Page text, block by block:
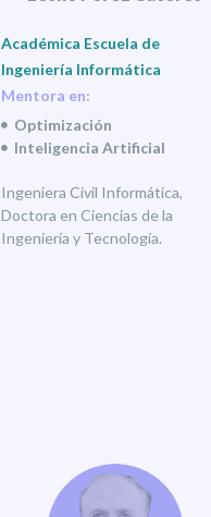
Académica Escuela de
Ingeniería Informática
Mentora en:
Optimización
Inteligencia Artificial
Ingeniera Civil Informática,
Doctora en Ciencias de la
Ingeniería y Tecnología.